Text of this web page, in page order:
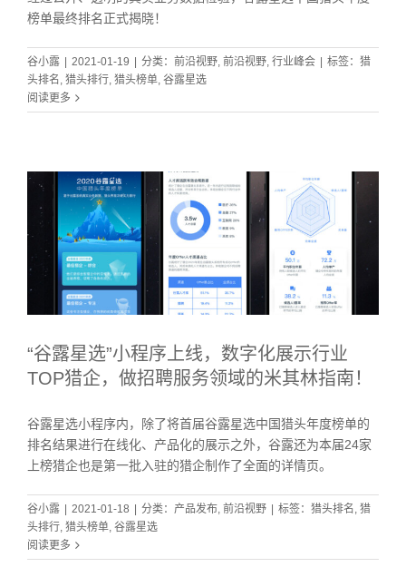
榜单最终排名正式揭晓！
谷小露 | 2021-01-19 | 分类： 前沿视野 前沿视野 行业峰会 | 标签： 猎
头排名 猎头排行 猎头榜单 谷露星选
阅读更多
“谷露星选”小程序上线，数字化展示行业
TOP猎企，做招聘服务领域的米其林指南！
谷露星选小程序内，除了将首届谷露星选中国猎头年度榜单的
排名结果进行在线化、产品化的展示之外，谷露还为本届24家
上榜猎企也是第一批入驻的猎企制作了全面的详情页。
谷小露 | 2021-01-18 | 分类： 产品发布 前沿视野 | 标签： 猎头排名 猎
头排行 猎头榜单 谷露星选
阅读更多